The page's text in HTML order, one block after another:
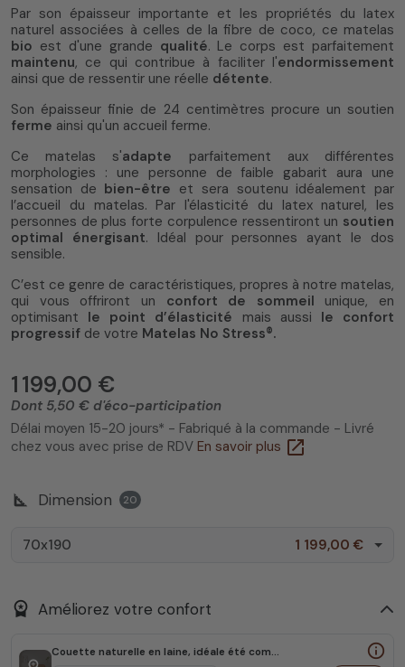
4.4/5(8 avis)
Par son épaisseur importante et les propriétés du latex
naturel associées à celles de la fibre de coco, ce matelas
bio est d'une grande qualité. Le corps est parfaitement
maintenu, ce qui contribue à faciliter l'endormissement
ainsi que de ressentir une réelle détente.
Son épaisseur finie de 24 centimètres procure un soutien
ferme ainsi qu'un accueil ferme.
Ce matelas s'adapte
parfaitement aux différentes
morphologies : une personne de faible gabarit aura une
sensation de bien-être et sera soutenu idéalement par
l’accueil du matelas. Par l'élasticité du latex naturel, les
personnes de plus forte corpulence ressentiront un soutien
optimal énergisant. Idéal pour personnes ayant le dos
sensible.
C’est ce genre de caractéristiques, propres à notre matelas,
qui vous offriront un confort de sommeil unique, en
optimisant le point d’élasticité mais aussi le confort
progressif de votre Matelas No Stress®.
1 199,00 €
Dont 5,50 € d'éco-participation
Délai moyen 15-20 jours* - Fabriqué à la commande - Livré
chez vous avec prise de RDV En savoir plus open_in_new
square_foot Dimension 20
70x190 1 199,00 €
workspace_premium Améliorez votre confort
Couette naturelle en laine, idéale été comme hiver info_outline